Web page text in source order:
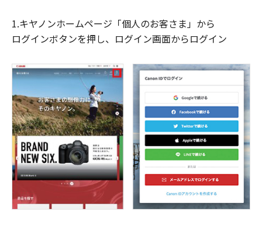
1.キヤノンホームページ「個人のお客さま」から
ログインボタンを押し、ログイン画面からログイン